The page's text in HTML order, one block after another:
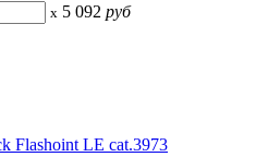
x 5 092 руб